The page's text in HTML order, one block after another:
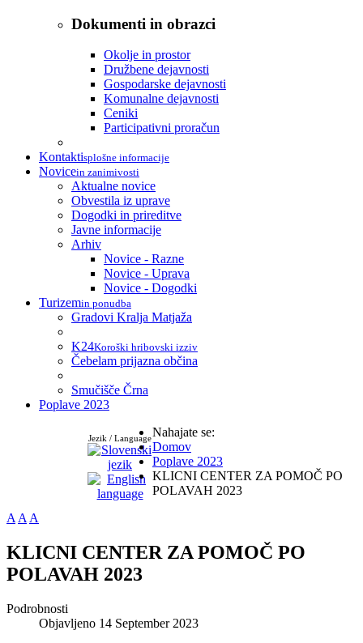
Dokumenti in obrazci
Okolje in prostor
Družbene dejavnosti
Gospodarske dejavnosti
Komunalne dejavnosti
Ceniki
Participativni proračun
Kontaktisplošne informacije
Novicein zanimivosti
Aktualne novice
Obvestila iz uprave
Dogodki in prireditve
Javne informacije
Arhiv
Novice - Razne
Novice - Uprava
Novice - Dogodki
Turizemin ponudba
Gradovi Kralja Matjaža
K24Koroški hribovski izziv
Čebelam prijazna občina
Smučišče Črna
Poplave 2023
Jezik / LanguageNahajate se:
Domov
Poplave 2023
KLICNI CENTER ZA POMOČ PO
POLAVAH 2023
AAA
KLICNI CENTER ZA POMOČ PO
POLAVAH 2023
Podrobnosti
Objavljeno 14 September 2023